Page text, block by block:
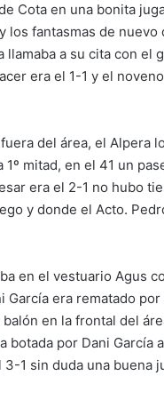
Cota en una bonita
los fantasmas de nuevo
a su cita con el
era el 1-1 y el
del área, el Alpera
mitad, en el 41 un
era el 2-1 no hubo
y donde el Acto.
en el vestuario Agus
era rematado
en la frontal del
por Dani García
1 sin duda una buena